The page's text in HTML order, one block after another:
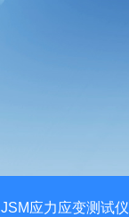
JSM应力应变测试仪